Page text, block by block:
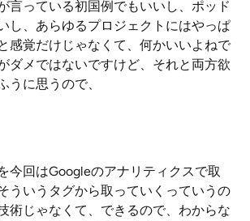
言っている初国例でもいいし、ポッド
し、あらゆるプロジェクトにはやっぱ
感覚だけじゃなくて、何かいいよねで
ダメではないですけど、それと両方欲
うに思うので、
今回はGoogleのアナリティクスで取
ういうタグから取っていくっていうの
術じゃなくて、できるので、わからな